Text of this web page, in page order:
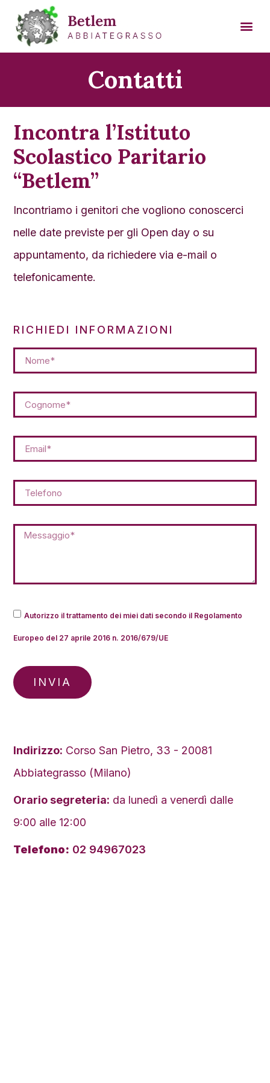
Contatti
Incontra l’Istituto
Scolastico Paritario
“Betlem”
Incontriamo i genitori che vogliono conoscerci
nelle date previste per gli Open day o su
appuntamento, da richiedere via e-mail o
telefonicamente.
RICHIEDI INFORMAZIONI
Autorizzo il trattamento dei miei dati secondo il Regolamento
Europeo del 27 aprile 2016 n. 2016/679/UE
INVIA
Indirizzo: Corso San Pietro, 33 - 20081
Abbiategrasso (Milano)
Orario segreteria: da lunedì a venerdì dalle
9:00 alle 12:00
Telefono: 02 94967023